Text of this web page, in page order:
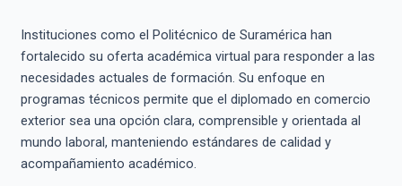
Instituciones como el Politécnico de Suramérica han
fortalecido su oferta académica virtual para responder a las
necesidades actuales de formación. Su enfoque en
programas técnicos permite que el diplomado en comercio
exterior sea una opción clara, comprensible y orientada al
mundo laboral, manteniendo estándares de calidad y
acompañamiento académico.